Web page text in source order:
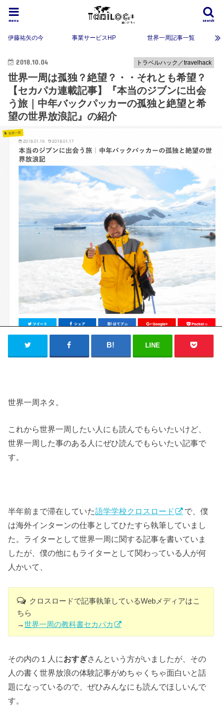
search
menu
伊藤祐矢の今 事業サービスHP 世界一周記事一覧
トラベルハック／travelhack
2018.10.04
世界一周は孤独？絶望？・・それとも希望？
【セカパカ連載記事】『本当のジブンに出会
う旅｜中年バックパッカーの孤独と絶望と希
望の世界放浪記』の紹介
LINE
世界一周ネタ。
これから世界一周したい人にも読んでもらいたいけど、
世界一周した事のある人にぜひ読んでもらいたい記事で
す。
半年前まで滞在していた語学学校クロスロード
で、僕
は海外インターンの仕事としてひたすら執筆していまし
た。ライターとして世界一周に関する記事を書いていま
したが、僕の他にもライターとして関わっている人が何
人かいて、
クロスロードで記事執筆しているWebメディアはこ
ちら
→世界一周の教科書セカパカ
その内の１人におすぎさんという方がいましたが、その
人の書く世界放浪の体験記事がめちゃくちゃ面白いと話
題になっているので、ぜひみんなにも読んでほしいんで
す。